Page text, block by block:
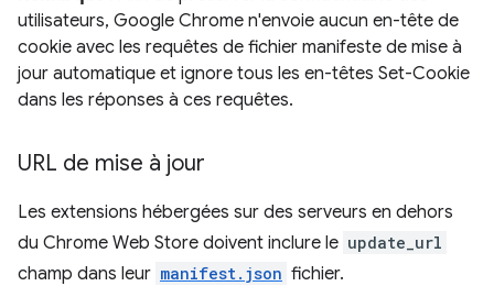
utilisateurs, Google Chrome n'envoie aucun en-tête de
cookie avec les requêtes de fichier manifeste de mise à
jour automatique et ignore tous les en-têtes Set-Cookie
dans les réponses à ces requêtes.
URL de mise à jour
Les extensions hébergées sur des serveurs en dehors
du Chrome Web Store doivent inclure le update_url
champ dans leur manifest.json fichier.